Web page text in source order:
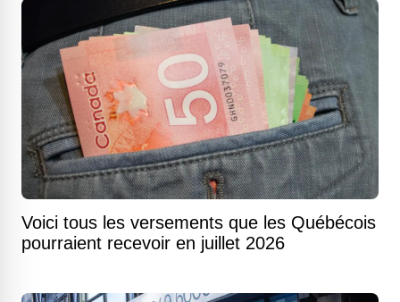
Voici tous les versements que les Québécois
pourraient recevoir en juillet 2026